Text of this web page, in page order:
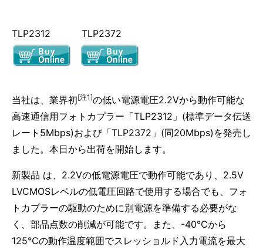
TLP2312 TLP2372
当社は、業界初[注1]の低い電源電圧2.2Vから動作可能な
高速通信用フォトカプラー「TLP2312」(標準データ伝送
レート5Mbps)および「TLP2372」(同20Mbps)を発売し
ました。本日から出荷を開始します。
新製品 は、2.2Vの低電源電圧で動作可能であり、2.5V
LVCMOSレベルの低電圧回路で使用する場合でも、フォ
トカプラーの駆動のために別電源を準備する必要がな
く、部品点数の削減が可能です。また、-40℃から
125℃の動作温度範囲でスレッショルド入力電流を最大